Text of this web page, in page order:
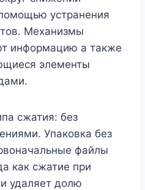
устранения
Механизмы
информацию а также
элементы
сжатия: без
Упаковка без
файлы
как сжатие при
удаляет долю